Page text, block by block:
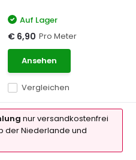
Vergleichen
Auf Lager
€ 6,90 Pro Meter
Ansehen
nur versandkostenfrei
der Niederlande und